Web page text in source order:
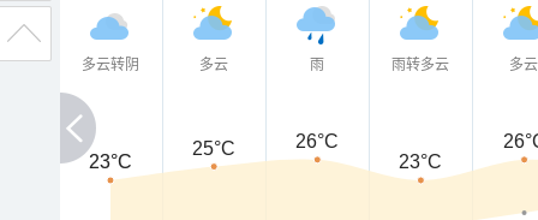
多云转阴 多云 雨 雨转多云 多云
23°C
23°C
25°C 26°C
23°C